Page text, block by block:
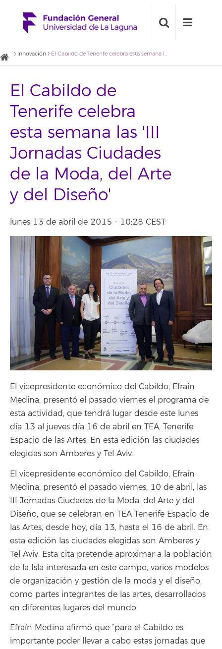
Innovación El Cabildo de Tenerife celebra esta semana las 'III Jornadas Ciudades de la Moda, del Arte y del Diseño'
El Cabildo de
Tenerife celebra
esta semana las 'III
Jornadas Ciudades
de la Moda, del Arte
y del Diseño'
lunes 13 de abril de 2015 - 10:28 CEST
El vicepresidente económico del Cabildo, Efraín
Medina, presentó el pasado viernes el programa de
esta actividad, que tendrá lugar desde este lunes
día 13 al jueves día 16 de abril en TEA, Tenerife
Espacio de las Artes. En esta edición las ciudades
elegidas son Amberes y Tel Aviv.
El vicepresidente económico del Cabildo, Efraín
Medina, presentó el pasado viernes, 10 de abril, las
III Jornadas Ciudades de la Moda, del Arte y del
Diseño, que se celebran en TEA Tenerife Espacio de
las Artes, desde hoy, día 13, hasta el 16 de abril. En
esta edición las ciudades elegidas son Amberes y
Tel Aviv. Esta cita pretende aproximar a la población
de la Isla interesada en este campo, varios modelos
de organización y gestión de la moda y el diseño,
como partes integrantes de las artes, desarrollados
en diferentes lugares del mundo.
Efraín Medina afirmó que “para el Cabildo es
importante poder llevar a cabo estas jornadas que